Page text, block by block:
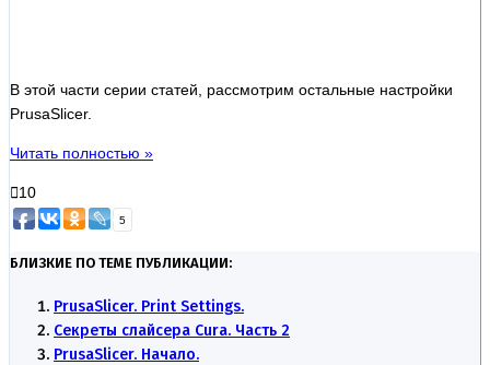
В этой части серии статей, рассмотрим остальные настройки
PrusaSlicer.
Читать полностью »
10
5
БЛИЗКИЕ ПО ТЕМЕ ПУБЛИКАЦИИ:
PrusaSlicer. Print Settings.
Секреты слайсера Cura. Часть 2
PrusaSlicer. Начало.